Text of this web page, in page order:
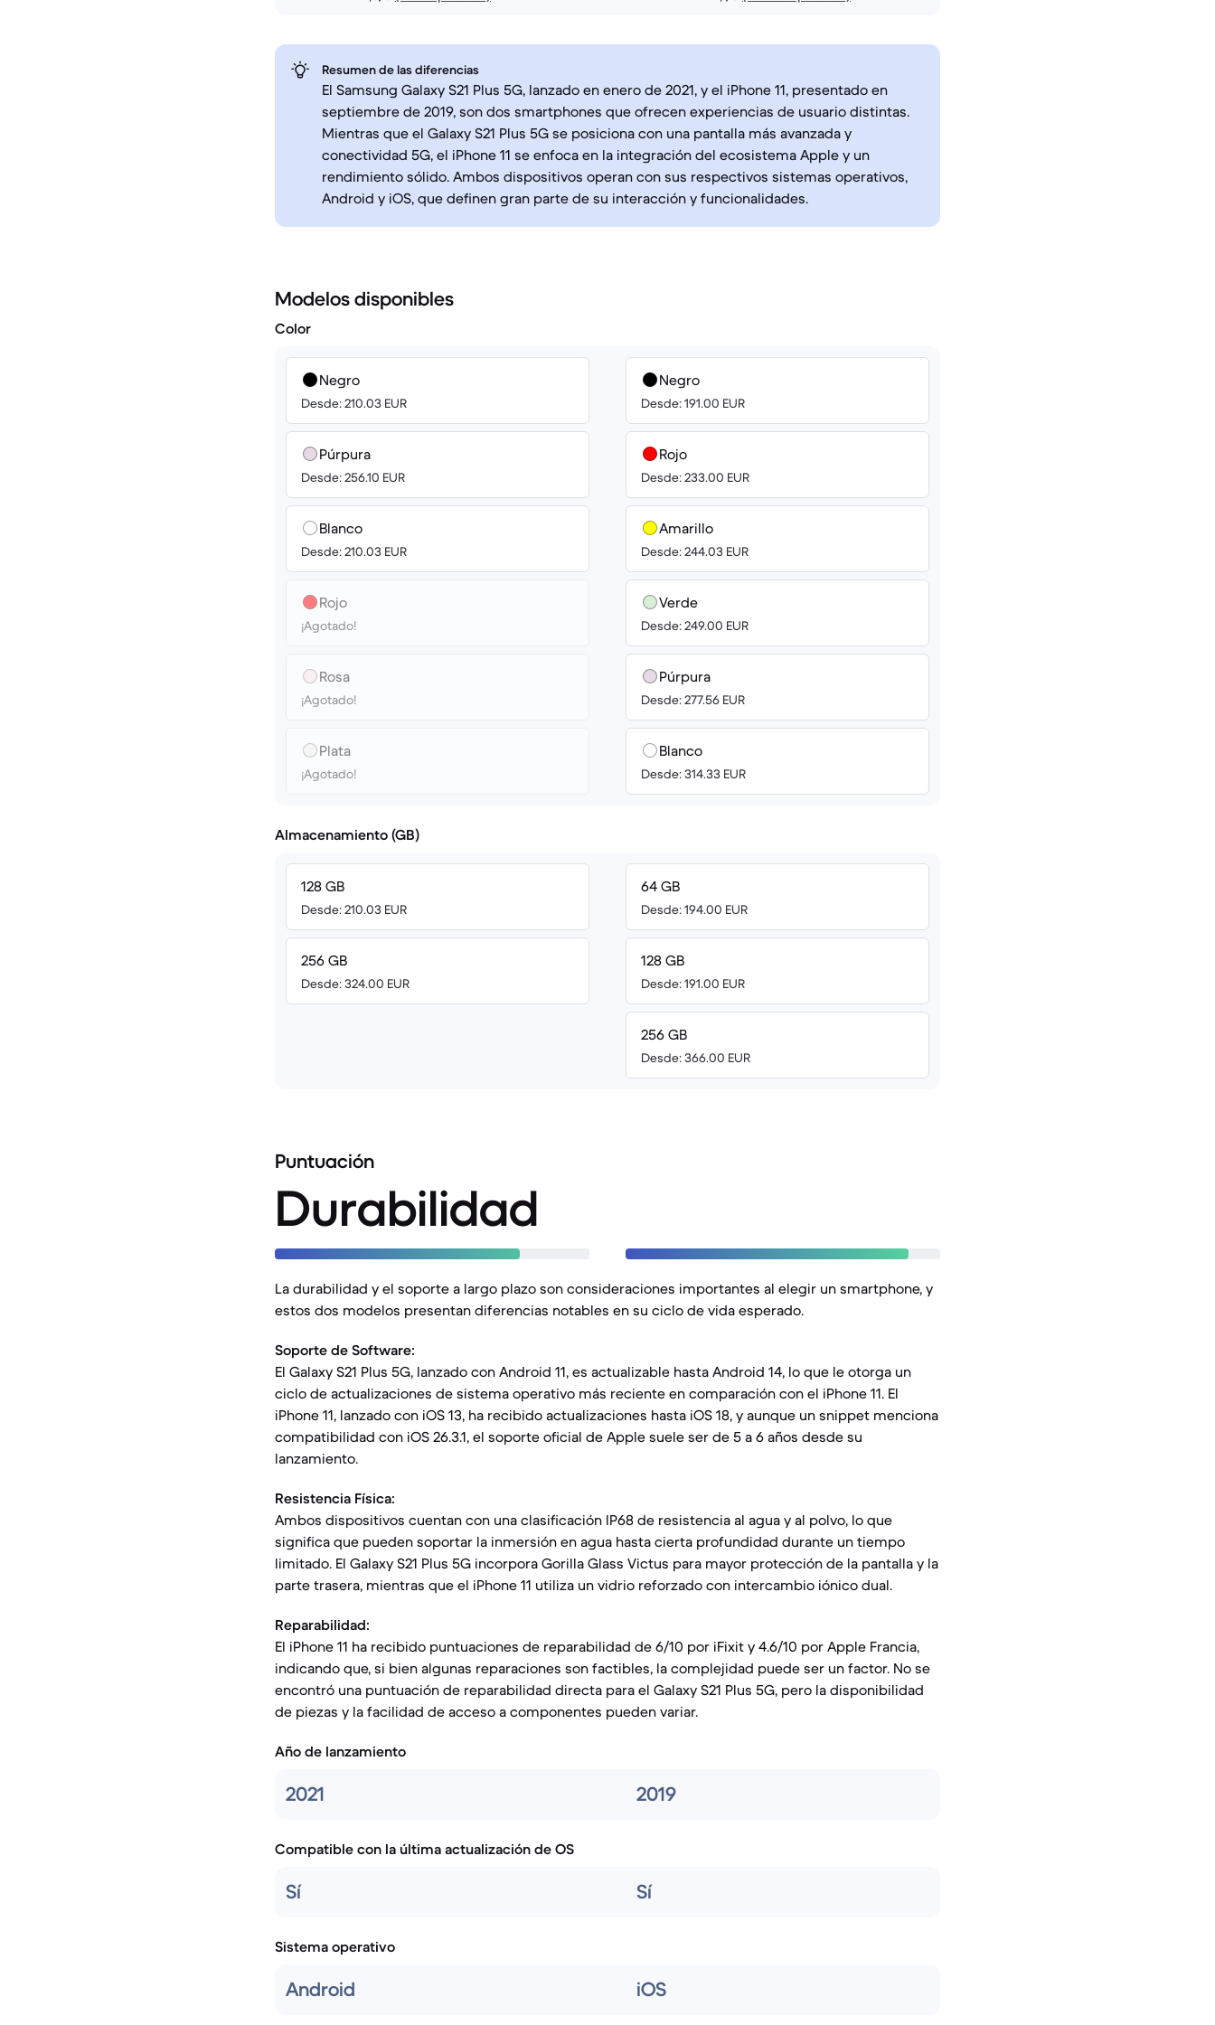
Resumen de las diferencias
El Samsung Galaxy S21 Plus 5G, lanzado en enero de 2021, y el iPhone 11, presentado en
septiembre de 2019, son dos smartphones que ofrecen experiencias de usuario distintas.
Mientras que el Galaxy S21 Plus 5G se posiciona con una pantalla más avanzada y
conectividad 5G, el iPhone 11 se enfoca en la integración del ecosistema Apple y un
rendimiento sólido. Ambos dispositivos operan con sus respectivos sistemas operativos,
Android y iOS, que definen gran parte de su interacción y funcionalidades.
Modelos disponibles
Color
Negro
Desde: 210.03 EUR
Púrpura
Desde: 256.10 EUR
Blanco
Desde: 210.03 EUR
Rojo
¡Agotado!
Rosa
¡Agotado!
Plata
¡Agotado!
Negro
Desde: 191.00 EUR
Rojo
Desde: 233.00 EUR
Amarillo
Desde: 244.03 EUR
Verde
Desde: 249.00 EUR
Púrpura
Desde: 277.56 EUR
Blanco
Desde: 314.33 EUR
Almacenamiento (GB)
128 GB
Desde: 210.03 EUR
256 GB
Desde: 324.00 EUR
64 GB
Desde: 194.00 EUR
128 GB
Desde: 191.00 EUR
256 GB
Desde: 366.00 EUR
Puntuación
Durabilidad
La durabilidad y el soporte a largo plazo son consideraciones importantes al elegir un smartphone, y
estos dos modelos presentan diferencias notables en su ciclo de vida esperado.
Soporte de Software:
El Galaxy S21 Plus 5G, lanzado con Android 11, es actualizable hasta Android 14, lo que le otorga un
ciclo de actualizaciones de sistema operativo más reciente en comparación con el iPhone 11. El
iPhone 11, lanzado con iOS 13, ha recibido actualizaciones hasta iOS 18, y aunque un snippet menciona
compatibilidad con iOS 26.3.1, el soporte oficial de Apple suele ser de 5 a 6 años desde su
lanzamiento.
Resistencia Física:
Ambos dispositivos cuentan con una clasificación IP68 de resistencia al agua y al polvo, lo que
significa que pueden soportar la inmersión en agua hasta cierta profundidad durante un tiempo
limitado. El Galaxy S21 Plus 5G incorpora Gorilla Glass Victus para mayor protección de la pantalla y la
parte trasera, mientras que el iPhone 11 utiliza un vidrio reforzado con intercambio iónico dual.
Reparabilidad:
El iPhone 11 ha recibido puntuaciones de reparabilidad de 6/10 por iFixit y 4.6/10 por Apple Francia,
indicando que, si bien algunas reparaciones son factibles, la complejidad puede ser un factor. No se
encontró una puntuación de reparabilidad directa para el Galaxy S21 Plus 5G, pero la disponibilidad
de piezas y la facilidad de acceso a componentes pueden variar.
Año de lanzamiento
2021 2019
Compatible con la última actualización de OS
Sí Sí
Sistema operativo
Android iOS